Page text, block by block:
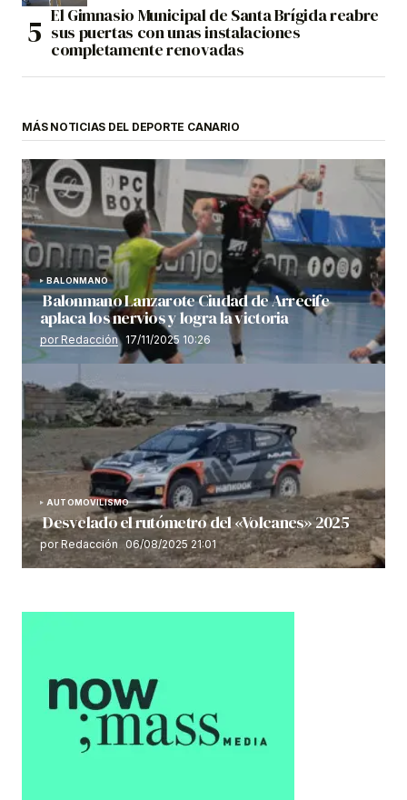
El Gimnasio Municipal de Santa Brígida reabre
sus puertas con unas instalaciones
completamente renovadas
MÁS NOTICIAS DEL DEPORTE CANARIO
BALONMANO
Balonmano Lanzarote Ciudad de Arrecife
aplaca los nervios y logra la victoria
por Redacción 17/11/2025 10:26
AUTOMOVILISMO
Desvelado el rutómetro del «Volcanes» 2025
por Redacción 06/08/2025 21:01